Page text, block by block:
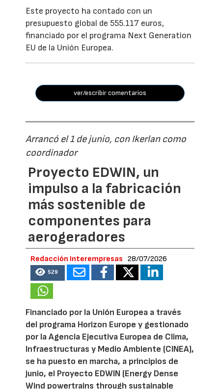
Este proyecto ha contado con un
presupuesto global de 555.117 euros,
financiado por el programa Next Generation
EU de la Unión Europea.
ver/escribir comentarios
Arrancó el 1 de junio, con Ikerlan como
coordinador
Proyecto EDWIN, un
impulso a la fabricación
más sostenible de
componentes para
aerogeradores
Redacción Interempresas 28/07/2026
529
Financiado por la Unión Europea a través
del programa Horizon Europe y gestionado
por la Agencia Ejecutiva Europea de Clima,
Infraestructuras y Medio Ambiente (CINEA),
se ha puesto en marcha, a principios de
junio, el Proyecto EDWIN (Energy Dense
Wind powertrains through sustainable